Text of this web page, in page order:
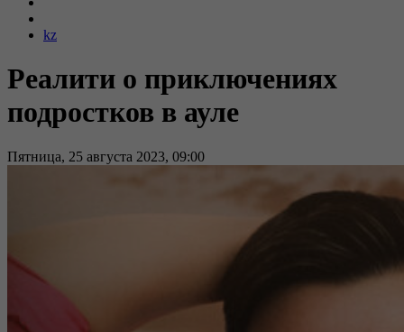
kz
Реалити о приключениях
подростков в ауле
Пятница, 25 августа 2023, 09:00